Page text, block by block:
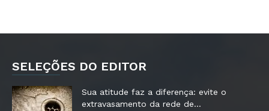
SELEÇÕES DO EDITOR
Sua atitude faz a diferença: evite o
extravasamento da rede de...